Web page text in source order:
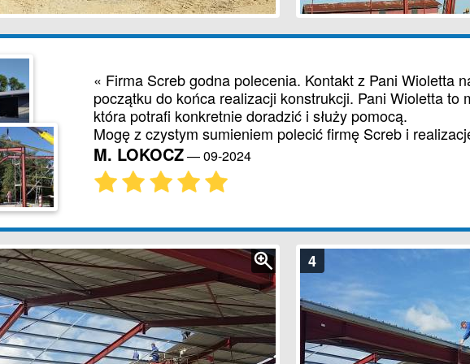
« Firma Screb godna polecenia. Kontakt z Pani Wioletta
początku do końca realizacji konstrukcji. Pani Wioletta to
która potrafi konkretnie doradzić i służy pomocą.
Mogę z czystym sumieniem polecić firmę Screb i
M. LOKOCZ—09-2024
4